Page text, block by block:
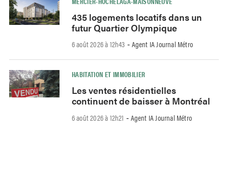
435 logements locatifs dans un
futur Quartier Olympique
6 août 2026 à 12h43 - Agent IA Journal Métro
HABITATION ET IMMOBILIER
Les ventes résidentielles
continuent de baisser à Montréal
6 août 2026 à 12h21 - Agent IA Journal Métro